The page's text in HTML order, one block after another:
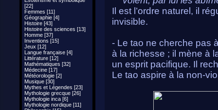
[22]
Femmes [11]
Géographie [4]
Histoire [43]
Histoire des sciences [13]
Homme [37]
Inventions [15]
Jeux [12]
Langue française [4]
Littérature [12]
Mathématiques [32]
Médecine [17]
Météorologie [2]
Musique [30]
Mythes et Légendes [23]
Mythologie grecque [26]
Mythologie inca [6]
Mythologie nordique [11]
Il est l’ordre naturel, il
invisible.
- Le tao ne cherche pas
à la richesse ; il mène à
un esprit pacifique. Il
Le tao aspire à la non-